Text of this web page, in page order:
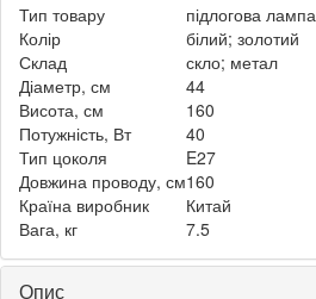
Тип товару
підлогова лампа
Колір
білий; золотий
Склад
скло; метал
Діаметр, см
44
Висота, см
160
Потужність, Вт
40
Тип цоколя
E27
Довжина проводу, см160
Країна виробник
Китай
Вага, кг
7.5
Опис